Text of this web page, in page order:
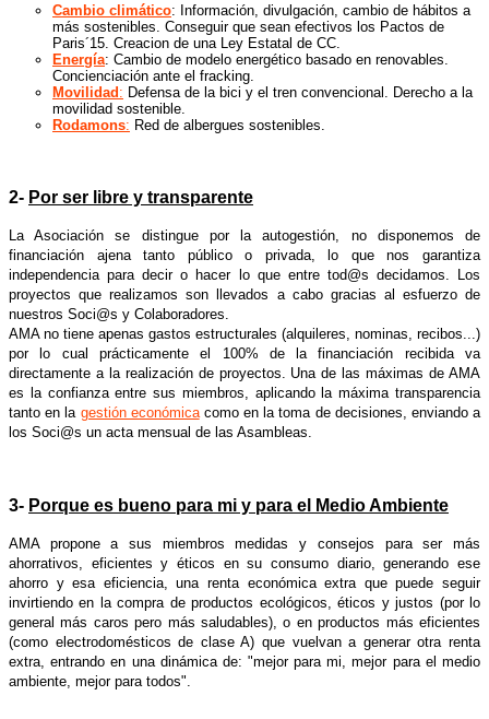
Cambio climático: Información, divulgación, cambio de hábitos a
más sostenibles. Conseguir que sean efectivos los Pactos de
Paris´15. Creacion de una Ley Estatal de CC.
Energía: Cambio de modelo energético basado en renovables.
Concienciación ante el fracking.
Movilidad : Defensa de la bici y el tren convencional. Derecho a la
movilidad sostenible.
Rodamons: Red de albergues sostenibles.
2- Por ser libre y transparente
La Asociación se distingue por la autogestión, no disponemos de
financiación ajena tanto público o privada, lo que nos garantiza
independencia para decir o hacer lo que entre tod@s decidamos. Los
proyectos que realizamos son llevados a cabo gracias al esfuerzo de
nuestros Soci@s y Colaboradores.
AMA no tiene apenas gastos estructurales (alquileres, nominas, recibos...)
por lo cual prácticamente el 100% de la financiación recibida va
directamente a la realización de proyectos. Una de las máximas de AMA
es la confianza entre sus miembros, aplicando la máxima transparencia
tanto en la gestión económicacomo en la toma de decisiones, enviando a
los Soci@s un acta mensual de las Asambleas.
3- Porque es bueno para mi y para el Medio Ambiente
AMApropone a sus miembros medidas y consejos para ser más
ahorrativos, eficientes y éticos en su consumo diario, generando ese
ahorro y esa eficiencia, una renta económica extra que puede seguir
invirtiendo en la compra de productos ecológicos, éticos y justos (por lo
general más caros pero más saludables), o en productos más eficientes
(como electrodomésticos de clase A) que vuelvan a generar otra renta
extra, entrando en una dinámica de: "mejor para mi, mejor para el medio
ambiente, mejor para todos".